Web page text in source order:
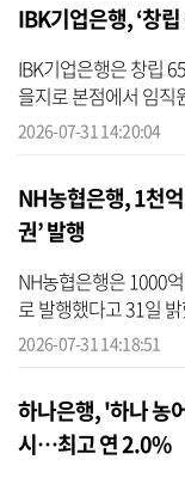
IBK기업은행, ‘창
IBK기업은행은 창립
을지로 본점에서 임직
가운데 ‘창립 65주년
2026-07-31 14:20:04
NH농협은행, 1천
권’ 발행
NH농협은행은 1000
로 발행했다고 31일
2023년 이후 약 3년 만
2026-07-31 14:18:51
하나은행, '하나 농
시…최고 연 2.0%